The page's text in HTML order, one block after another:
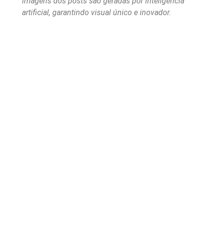
artificial, garantindo visual único e inovador.